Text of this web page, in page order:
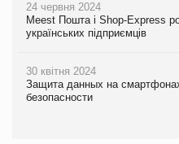
24 червня 2024
Meest Пошта і Shop-Express
українських підприємців
30 квітня 2024
Защита данных на
безопасности